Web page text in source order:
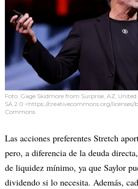
Foto: Gage Skidmore from Surprise, AZ, United
SA 2.0 <https://creativecommons.org/
Commons
Las acciones preferentes Stretch
pero, a diferencia de la deuda
de liquidez mínimo, ya que Saylor
dividendo si lo necesita. Además,